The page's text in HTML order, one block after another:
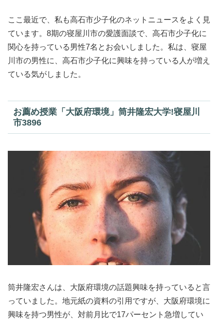
ここ最近で、私も高石市少子化のネットニュースをよく見
ています。8期の寝屋川市の愛護面談で、高石市少子化に
関心を持っている男性7名とお会いしました。私は、寝屋
川市の男性に、高石市少子化に興味を持っている人が増え
ている気がしました。
お薦め授業「大阪府環境」筒井隆宏大学!寝屋川
市3896
筒井隆宏さんは、大阪府環境の話題興味を持っていると言
っていました。地元紙の資料の引用ですが、大阪府環境に
興味を持つ男性が、対前月比で17パーセント急増してい